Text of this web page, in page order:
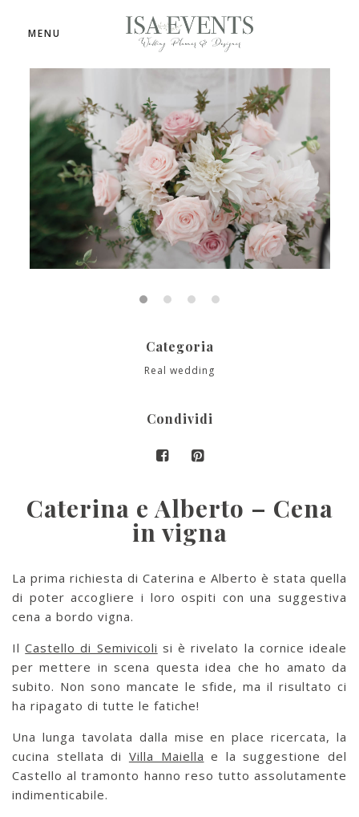
MENU
Categoria
Real wedding
Condividi
Caterina e Alberto – Cena
in vigna
La prima richiesta di Caterina e Alberto è stata quella
di poter accogliere i loro ospiti con una suggestiva
cena a bordo vigna.
IlCastello di Semivicoli si è rivelato la cornice ideale
per mettere in scena questa idea che ho amato da
subito. Non sono mancate le sfide, ma il risultato ci
ha ripagato di tutte le fatiche!
Una lunga tavolata dalla mise en place ricercata, la
cucina stellata di Villa Maiella e la suggestione del
Castello al tramonto hanno reso tutto assolutamente
indimenticabile.